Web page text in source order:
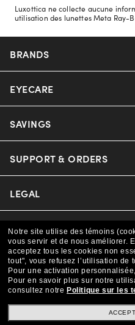
Luxottica ne collecte aucune
utilisation des lunettes Meta Ray-
BRANDS
Nuance Audio
Ray-Ban
Oakley
Michael Kors
Prada
EYECARE
Our Eyeglasses
Our Sunglasses
Ray-Ban | Meta
Oakley Meta
Eyewear Trends
Our Lenses
SAVINGS
Offers & Discount
Insurance
CAA Members
SUPPORT & ORDERS
Help Center
Online Order Status
Shipping & Returns
Frame Advisor
Style Guide
LEGAL
Privacy Policy
Terms & Conditions
Independent Doctor's Notice
COMPANY INFO
About us
Our Flagship Store
CANADA (Français)
Notre site utilise des témoins
vous servir et de nous améliorer.
acceptez tous les cookies non
tout", vous refusez l’utilisation de
Pour une activation
Pour en savoir plus sur notre
consultez notre Politique sur les